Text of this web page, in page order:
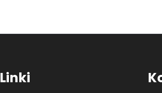
Linki